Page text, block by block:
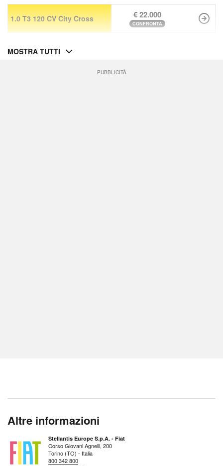
1.0 T3 120 CV City Cross € 22.000
CONFRONTA
MOSTRA TUTTI
PUBBLICITÀ
Altre informazioni
Stellantis Europe S.p.A. - Fiat
Corso Giovani Agnelli, 200
Torino (TO) - Italia
800 342 800